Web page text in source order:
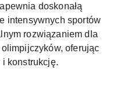
doskonałą
intensywnych sportów
rozwiązaniem dla
oferując
i konstrukcję.